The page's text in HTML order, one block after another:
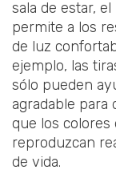
sala de estar,
permite a los
de luz
ejemplo, las
sólo pueden
agradable para
que los colores
reproduzcan
de vida.